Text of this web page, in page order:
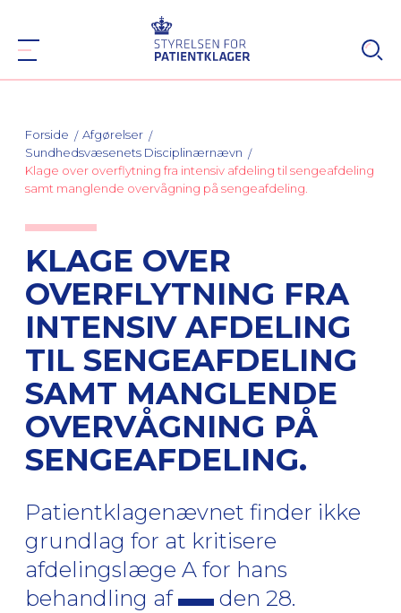
Forside
Afgørelser
Sundhedsvæsenets Disciplinærnævn
Klage over overflytning fra intensiv afdeling til sengeafdeling
samt manglende overvågning på sengeafdeling.
KLAGE OVER
OVERFLYTNING FRA
INTENSIV AFDELING
TIL SENGEAFDELING
SAMT MANGLENDE
OVERVÅGNING PÅ
SENGEAFDELING.
Patientklagenævnet finder ikke
grundlag for at kritisere
afdelingslæge A for hans
behandling af
den 28.